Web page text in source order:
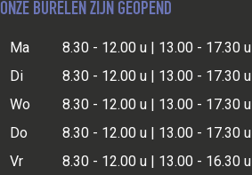
ONZE BURELEN ZIJN GEOPEND
Ma
8.30 - 12.00 u | 13.00 - 17.30 u
Di
8.30 - 12.00 u | 13.00 - 17.30 u
Wo
8.30 - 12.00 u | 13.00 - 17.30 u
Do
8.30 - 12.00 u | 13.00 - 17.30 u
Vr
8.30 - 12.00 u | 13.00 - 16.30 u